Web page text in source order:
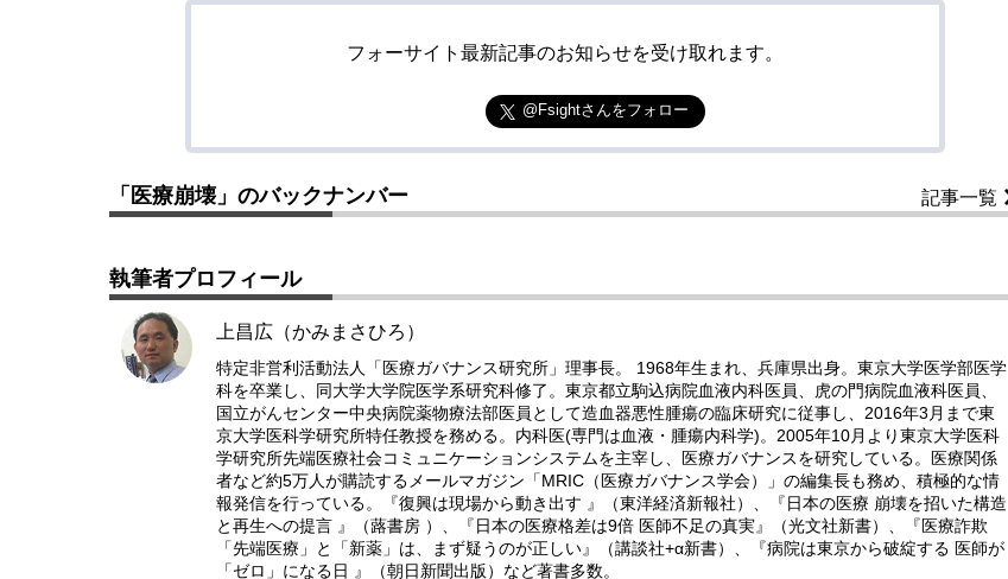
フォーサイト最新記事のお知らせを受け取れます。
@Fsightさんをフォロー
「医療崩壊」のバックナンバー 記事一覧
執筆者プロフィール
上昌広（かみまさひろ）
特定非営利活動法人「医療ガバナンス研究所」理事長。 1968年生まれ、兵庫県出身。東京大学医学部医学
科を卒業し、同大学大学院医学系研究科修了。東京都立駒込病院血液内科医員、虎の門病院血液科医員、
国立がんセンター中央病院薬物療法部医員として造血器悪性腫瘍の臨床研究に従事し、2016年3月まで東
京大学医科学研究所特任教授を務める。内科医(専門は血液・腫瘍内科学)。2005年10月より東京大学医科
学研究所先端医療社会コミュニケーションシステムを主宰し、医療ガバナンスを研究している。医療関係
者など約5万人が購読するメールマガジン「MRIC（医療ガバナンス学会）」の編集長も務め、積極的な情
報発信を行っている。『復興は現場から動き出す 』（東洋経済新報社）、『日本の医療 崩壊を招いた構造
と再生への提言 』（蕗書房 ）、『日本の医療格差は9倍 医師不足の真実』（光文社新書）、『医療詐欺
「先端医療」と「新薬」は、まず疑うのが正しい』（講談社+α新書）、『病院は東京から破綻する 医師が
「ゼロ」になる日 』（朝日新聞出版）など著書多数。